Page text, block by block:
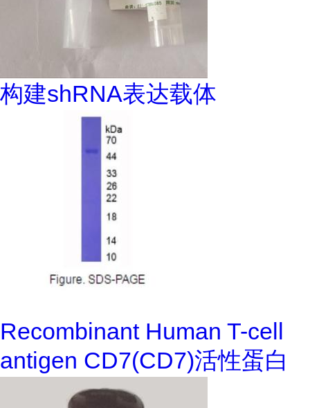
构建shRNA表达载体
Recombinant Human T-cell
antigen CD7(CD7)活性蛋白